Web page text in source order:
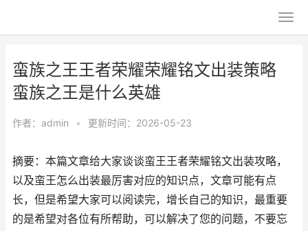
蛮族之王王者荣耀荣耀铭文出装策略
蛮族之王是什么英雄
作者： admin • 更新时间：2026-05-23
摘要：本篇文章给大家谈谈蛮王王者荣耀铭文出装攻略，
以及蛮王怎么出装最厉害对应的知识点，文章可能有点
长，但是希望大家可以阅读完，增长自己的知识，最重要
的是希望对各位有所帮助，可以解决了您的问题，不要忘